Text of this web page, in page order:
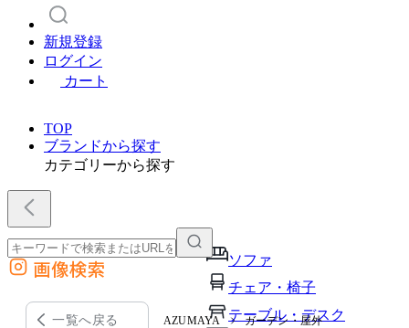
新規登録
ログイン
カート
TOP
ブランドから探す
カテゴリーから探す
ソファ
チェア・椅子
テーブル・デスク
外部サイトの商品をカートに追加
他のサイトで見つけた商品ページのURLを貼り付けて、カートに追加できます
画像検索
一覧へ戻る AZUMAYA ガーデン・屋外